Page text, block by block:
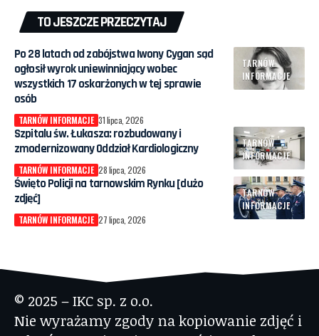
TO JESZCZE PRZECZYTAJ
TARNÓW
INFORMACJE
Po 28 latach od zabójstwa Iwony Cygan sąd
ogłosił wyrok uniewinniający wobec
wszystkich 17 oskarżonych w tej sprawie
osób
TARNÓW INFORMACJE 31 lipca, 2026
TARNÓW
INFORMACJE
Szpitalu św. Łukasza: rozbudowany i
zmodernizowany Oddział Kardiologiczny
TARNÓW INFORMACJE 28 lipca, 2026
TARNÓW
INFORMACJE
Święto Policji na tarnowskim Rynku [dużo
zdjęć]
TARNÓW INFORMACJE 27 lipca, 2026
© 2025 – IKC sp. z o.o.
Nie wyrażamy zgody na kopiowanie zdjęć i